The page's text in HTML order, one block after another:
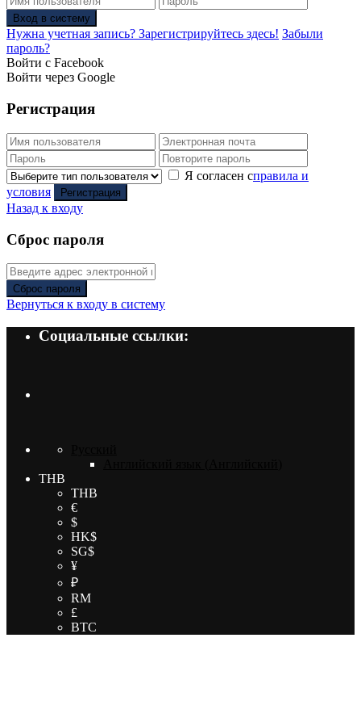
Вход в систему
Нужна учетная запись? Зарегистрируйтесь здесь! Забыли
пароль?
Войти с Facebook
Войти через Google
Регистрация
Я согласен справила и
условия
Регистрация
Назад к входу
Сброс пароля
Сброс пароля
Вернуться к входу в систему
Социальные ссылки:
THB
THB
€
$
HK$
SG$
¥
₽
RM
£
BTC